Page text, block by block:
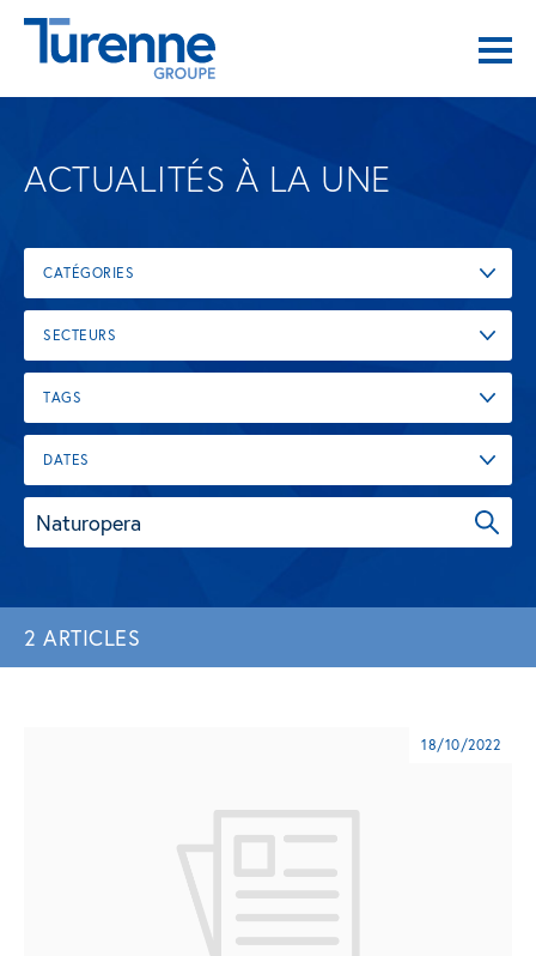
ACTUALITÉS À LA UNE
CATÉGORIES
SECTEURS
TAGS
DATES
2 ARTICLES
18/10/2022